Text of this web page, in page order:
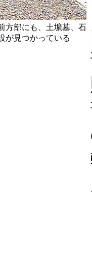
方部にも、土壙墓、石
が見つかっている